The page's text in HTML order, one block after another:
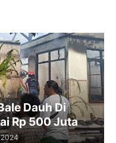
Dauh Di
Rp 500 Juta
2024